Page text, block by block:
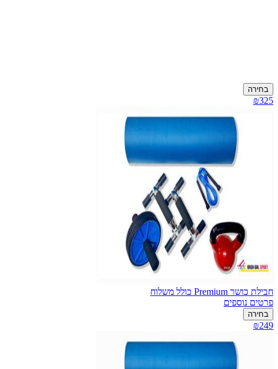
בחירה
₪325
חבילת כושר Premium כולל משלוח
פרטים נוספים
בחירה
₪249